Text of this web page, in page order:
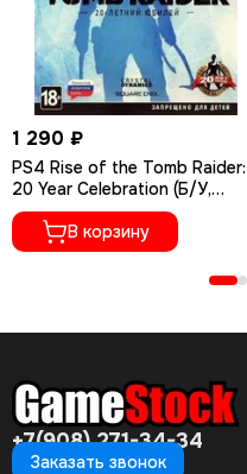
1 290 ₽
PS4 Rise of the Tomb Raider:
20 Year Celebration (Б/У,
Полностью на русском языке,
CUSA-05716)
В корзину
+7(908) 271-34-34
Заказать звонок